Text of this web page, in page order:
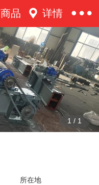
商品 详情
1 / 1
所在地